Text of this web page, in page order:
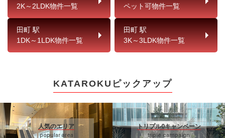
2K～2LDK物件一覧
ペット可物件一覧
田町 駅
1DK～1LDK物件一覧
田町 駅
3K～3LDK物件一覧
KATAROKUピックアップ
人気のエリア
popular area
トリプル0キャンペーン
triple campaign